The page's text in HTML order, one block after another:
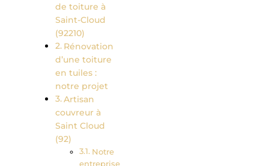
de toiture à
Saint-Cloud
(92210)
Rénovation
d’une toiture
en tuiles :
notre projet
Artisan
couvreur à
Saint Cloud
(92)
Notre
entreprise